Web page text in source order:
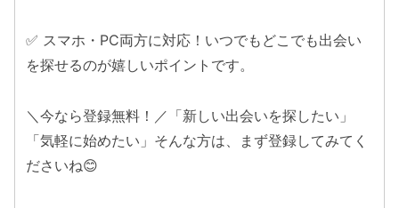
✅ スマホ・PC両方に対応！いつでもどこでも出会い
を探せるのが嬉しいポイントです。
＼今なら登録無料！／「新しい出会いを探したい」
「気軽に始めたい」そんな方は、まず登録してみてく
ださいね😊